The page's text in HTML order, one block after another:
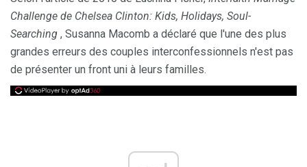
Challenge de Chelsea Clinton: Kids, Holidays, Soul-
Searching , Susanna Macomb a déclaré que l'une des plus
grandes erreurs des couples interconfessionnels n'est pas
de présenter un front uni à leurs familles.